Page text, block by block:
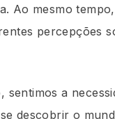
Ao mesmo
percepções
sentimos a
descobrir o